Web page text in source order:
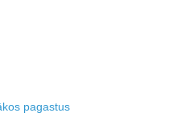
pagastus